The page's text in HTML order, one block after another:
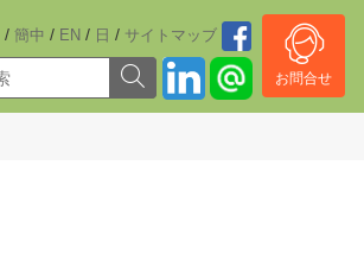
/ 簡中 / EN / 日 / サイトマッブ
お問合せ